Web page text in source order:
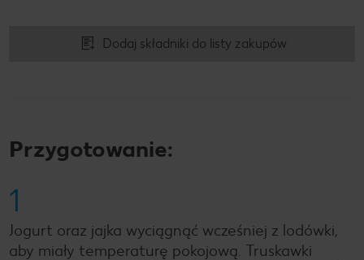
Dodaj składniki do listy zakupów
Przygotowanie:
1
Jogurt oraz jajka wyciągnąć wcześniej z lodówki,
aby miały temperaturę pokojową. Truskawki